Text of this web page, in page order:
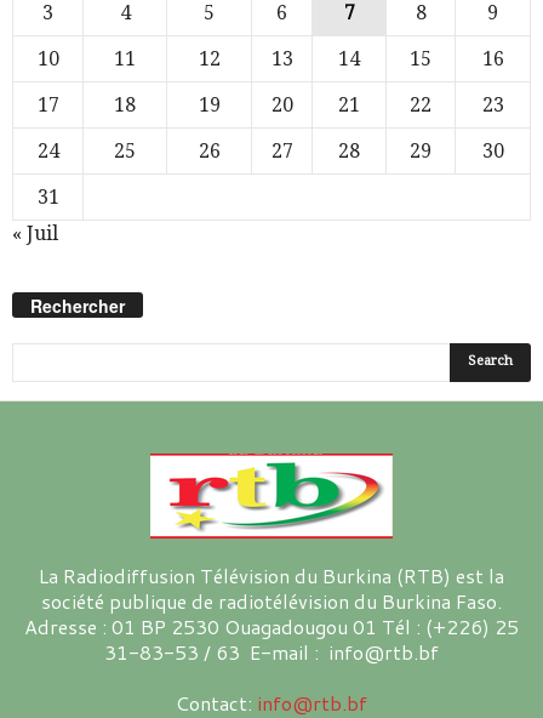
3
4 5 6 7 8
9
10
11 12 13 14 15
16
17
18 19 20 21 22
23
24
25 26 27 28 29
30
31
« Juil
Rechercher
La Radiodiffusion Télévision du Burkina (RTB) est la
société publique de radiotélévision du Burkina Faso.
Adresse : 01 BP 2530 Ouagadougou 01 Tél : (+226) 25
31-83-53 / 63 E-mail : info@rtb.bf
Contact: info@rtb.bf